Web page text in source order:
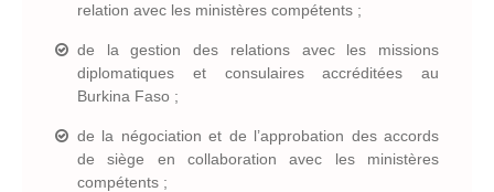
relation avec les ministères compétents ;
de la gestion des relations avec les missions
diplomatiques et consulaires accréditées au
Burkina Faso ;
de la négociation et de l’approbation des accords
de siège en collaboration avec les ministères
compétents ;